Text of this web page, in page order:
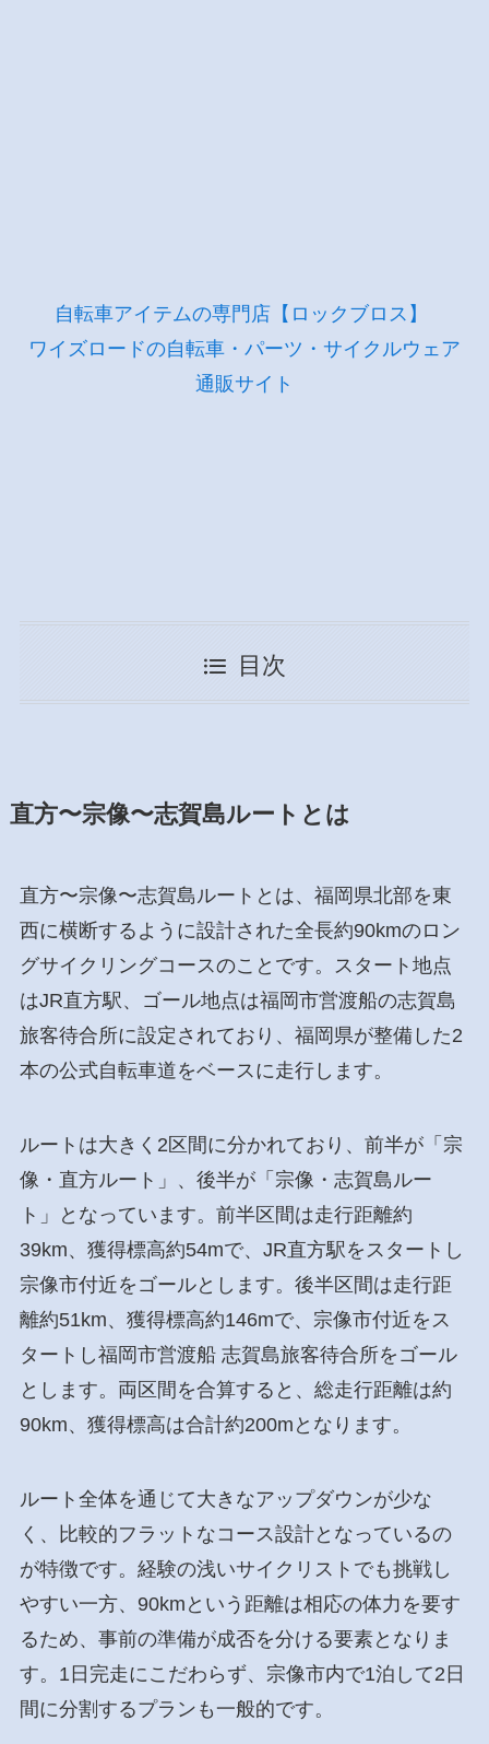
自転車アイテムの専門店【ロックブロス】
ワイズロードの自転車・パーツ・サイクルウェア
通販サイト
目次
直方〜宗像〜志賀島ルートとは
直方〜宗像〜志賀島ルートとは、福岡県北部を東
西に横断するように設計された全長約90kmのロン
グサイクリングコースのことです。スタート地点
はJR直方駅、ゴール地点は福岡市営渡船の志賀島
旅客待合所に設定されており、福岡県が整備した2
本の公式自転車道をベースに走行します。
ルートは大きく2区間に分かれており、前半が「宗
像・直方ルート」、後半が「宗像・志賀島ルー
ト」となっています。前半区間は走行距離約
39km、獲得標高約54mで、JR直方駅をスタートし
宗像市付近をゴールとします。後半区間は走行距
離約51km、獲得標高約146mで、宗像市付近をス
タートし福岡市営渡船 志賀島旅客待合所をゴール
とします。両区間を合算すると、総走行距離は約
90km、獲得標高は合計約200mとなります。
ルート全体を通じて大きなアップダウンが少な
く、比較的フラットなコース設計となっているの
が特徴です。経験の浅いサイクリストでも挑戦し
やすい一方、90kmという距離は相応の体力を要す
るため、事前の準備が成否を分ける要素となりま
す。1日完走にこだわらず、宗像市内で1泊して2日
間に分割するプランも一般的です。